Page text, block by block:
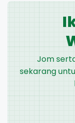
Jom
sekarang